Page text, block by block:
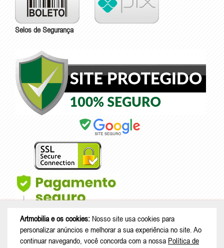
Selos de Segurança
Artmobilia e os cookies: Nosso site usa cookies para
personalizar anúncios e melhorar a sua experiência no site. Ao
continuar navegando, você concorda com a nossa Política de